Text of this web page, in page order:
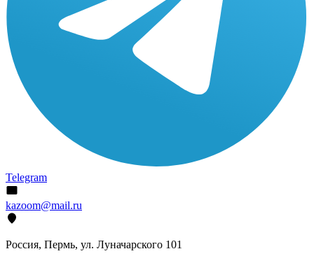
Telegram
kazoom@mail.ru
Россия, Пермь, ул. Луначарского 101